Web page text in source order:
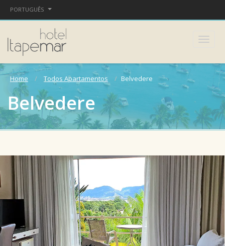
PORTUGUÊS
Home Todos Apartamentos Belvedere
Belvedere